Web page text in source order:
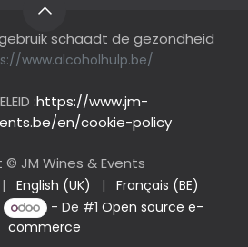
schaadt de gezondheid
www.alcoholhulp.be/
:https://www.jm-
en/cookie-policy
JM Wines & Events
| English (UK) |
Français (BE)
- De #1Open source e-
commerce